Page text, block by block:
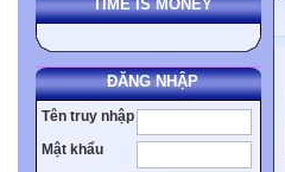
TIME IS MONEY
ĐĂNG NHẬP
Tên truy nhập
Mật khẩu